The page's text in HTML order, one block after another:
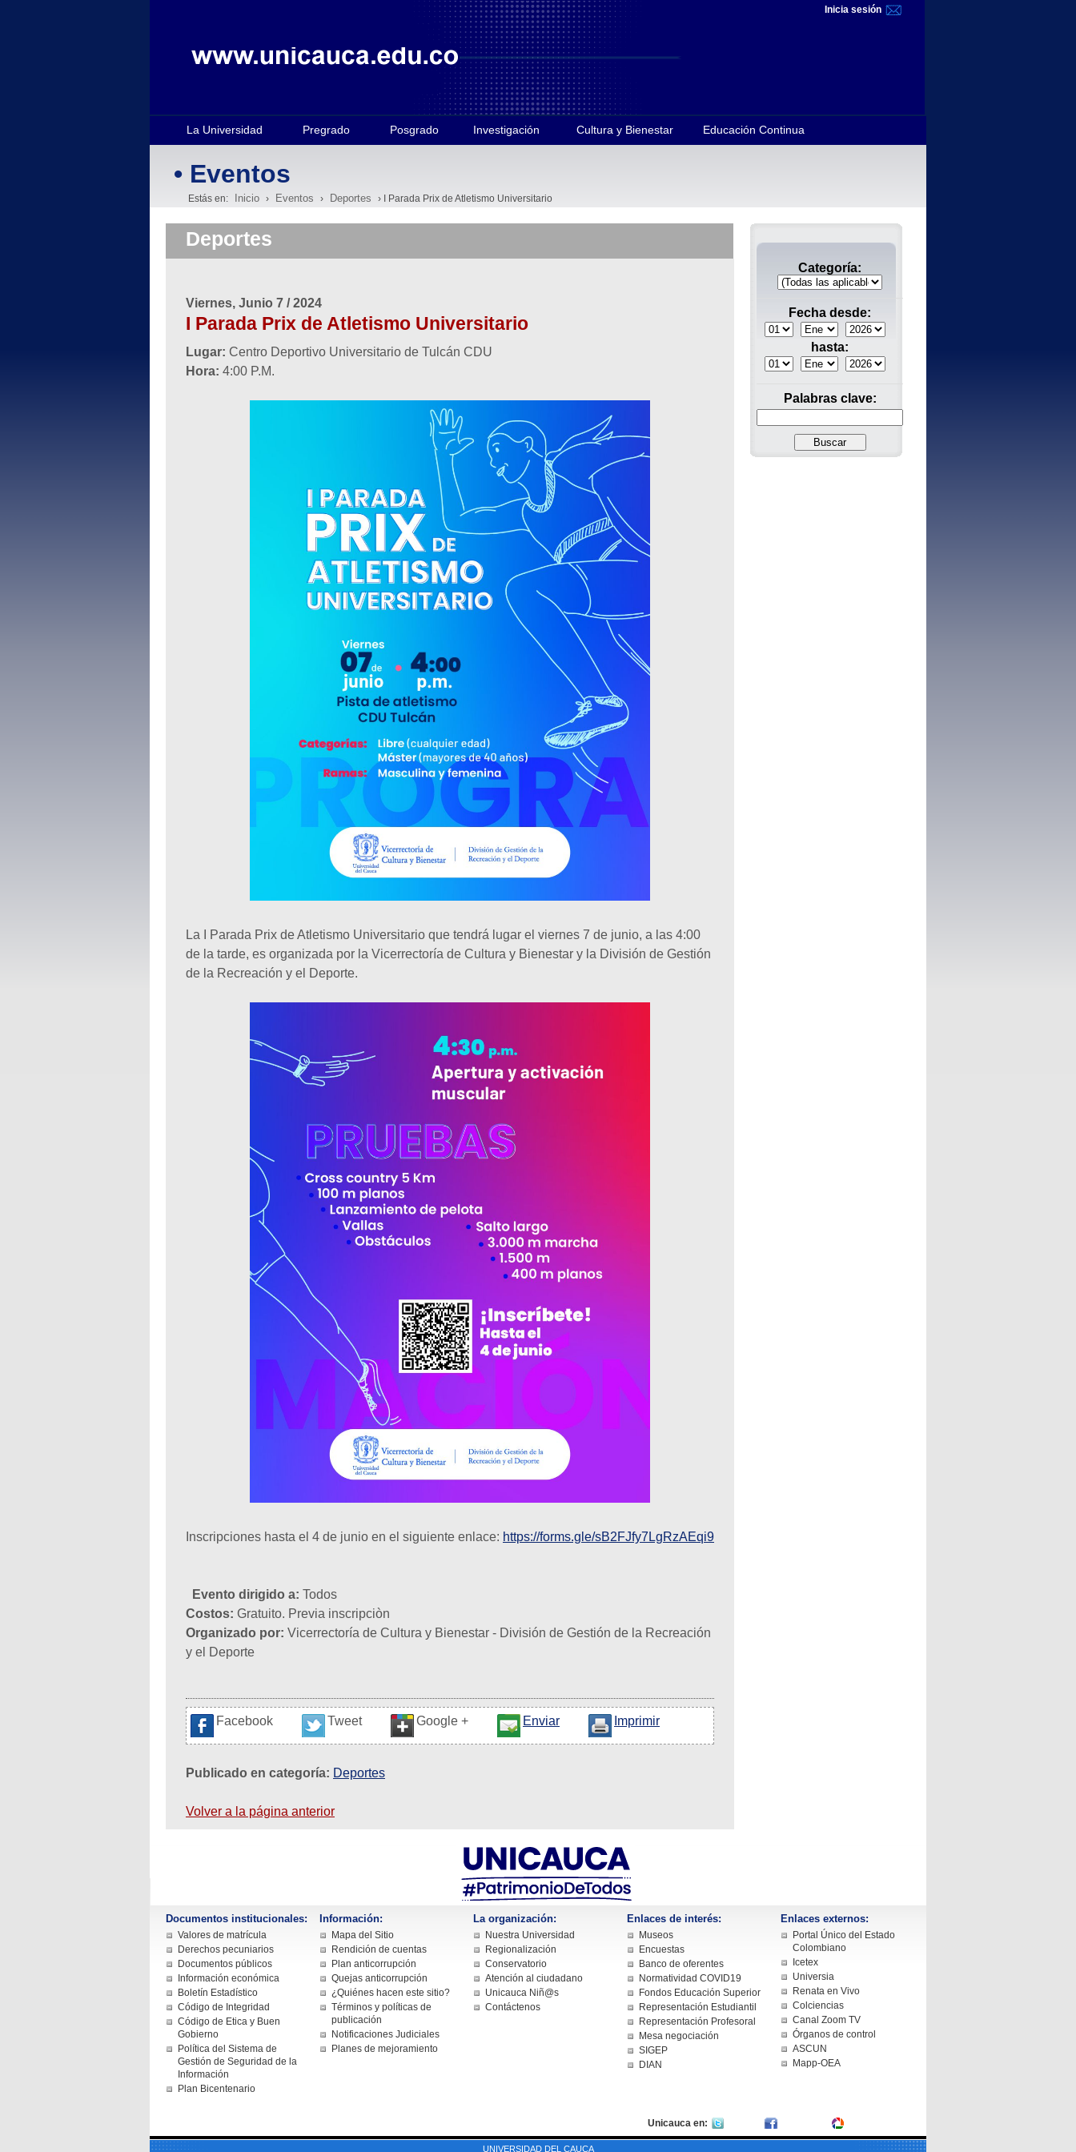
Inicia sesión
La Universidad Pregrado Posgrado Investigación Cultura y Bienestar Educación Continua
• Eventos
Estás en: Inicio › Eventos › Deportes › I Parada Prix de Atletismo Universitario
Deportes
Viernes, Junio 7 / 2024
I Parada Prix de Atletismo Universitario
Lugar: Centro Deportivo Universitario de Tulcán CDU
Hora: 4:00 P.M.
La I Parada Prix de Atletismo Universitario que tendrá lugar el viernes 7 de junio, a las 4:00
de la tarde, es organizada por la Vicerrectoría de Cultura y Bienestar y la División de Gestión
de la Recreación y el Deporte.
Inscripciones hasta el 4 de junio en el siguiente enlace: https://forms.gle/sB2FJfy7LgRzAEqi9
Evento dirigido a: Todos
Costos: Gratuito. Previa inscripciòn
Organizado por: Vicerrectoría de Cultura y Bienestar - División de Gestión de la Recreación
y el Deporte
Facebook Tweet Google + Enviar Imprimir
Publicado en categoría: Deportes
Volver a la página anterior
Categoría:
Fecha desde:
hasta:
Palabras clave:
Documentos institucionales:
Valores de matrícula
Derechos pecuniarios
Documentos públicos
Información económica
Boletín Estadístico
Código de Integridad
Código de Etica y Buen
Gobierno
Política del Sistema de
Gestión de Seguridad de la
Información
Plan Bicentenario
Información:
Mapa del Sitio
Rendición de cuentas
Plan anticorrupción
Quejas anticorrupción
¿Quiénes hacen este sitio?
Términos y políticas de
publicación
Notificaciones Judiciales
Planes de mejoramiento
La organización:
Nuestra Universidad
Regionalización
Conservatorio
Atención al ciudadano
Unicauca Niñ@s
Contáctenos
Enlaces de interés:
Museos
Encuestas
Banco de oferentes
Normatividad COVID19
Fondos Educación Superior
Representación Estudiantil
Representación Profesoral
Mesa negociación
SIGEP
DIAN
Enlaces externos:
Portal Único del Estado
Colombiano
Icetex
Universia
Renata en Vivo
Colciencias
Canal Zoom TV
Órganos de control
ASCUN
Mapp-OEA
Unicauca en:
UNIVERSIDAD DEL CAUCA